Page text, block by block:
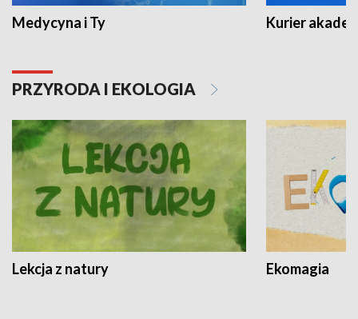
Medycyna i Ty Kurier
PRZYRODA I EKOLOGIA
Lekcja z natury Ekomagia